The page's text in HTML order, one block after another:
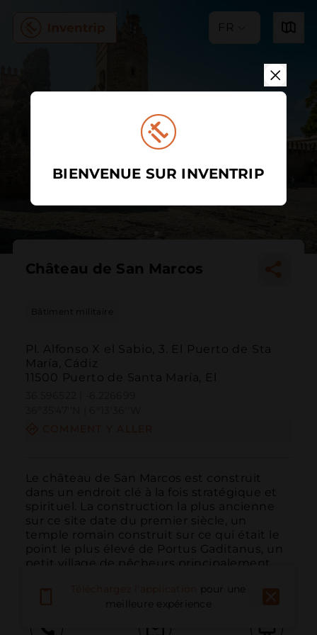
FR
Château de San Marcos
Bâtiment militaire
Pl. Alfonso X el Sabio, 3. El Puerto de Sta
María, Cádiz
11500 Puerto de Santa María, El
Le château de San Marcos est construit
dans un endroit clé à la fois stratégique et
spirituel. La construction la plus ancienne
sur ce site date du premier siècle, un
temple romain construit sur ce qui était le
point le plus élevé de Portus Gaditanus, un
petit village de pêcheurs principalement
pour une
meilleure expérience
BIENVENUE SUR INVENTRIP